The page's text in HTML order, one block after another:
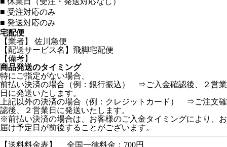
■ 受注対応のみ
■ 発送対応のみ
宅配便
【業者】 佐川急便
【配送サービス名】飛脚宅配便
【備考】
商品発送のタイミング
特にご指定がない場合、
前払い決済の場合（例：銀行振込） ⇒ご入金確認後、２営業
日に発送いたします。
上記以外の決済の場合（例：クレジットカード） ⇒ご注文確
認後、２営業日に発送いたします。
※前払い決済の場合は、お客様のご入金タイミングにより、お
届け予定日が前後することがございます。
【送料料金表】
全国一律料金：700円